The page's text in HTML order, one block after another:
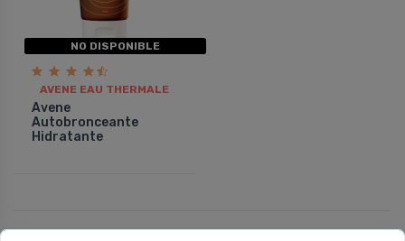
NO DISPONIBLE
AVENE EAU THERMALE
Avene
Autobronceante
Hidratante